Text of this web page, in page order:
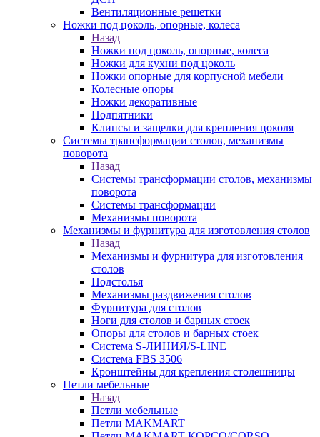
Вентиляционные решетки
Ножки под цоколь, опорные, колеса
Назад
Ножки под цоколь, опорные, колеса
Ножки для кухни под цоколь
Ножки опорные для корпусной мебели
Колесные опоры
Ножки декоративные
Подпятники
Клипсы и защелки для крепления цоколя
Системы трансформации столов, механизмы
поворота
Назад
Системы трансформации столов, механизмы
поворота
Системы трансформации
Механизмы поворота
Механизмы и фурнитура для изготовления столов
Назад
Механизмы и фурнитура для изготовления
столов
Подстолья
Механизмы раздвижения столов
Фурнитура для столов
Ноги для столов и барных стоек
Опоры для столов и барных стоек
Система S-ЛИНИЯ/S-LINE
Система FBS 3506
Кронштейны для крепления столешницы
Петли мебельные
Назад
Петли мебельные
Петли MAKMART